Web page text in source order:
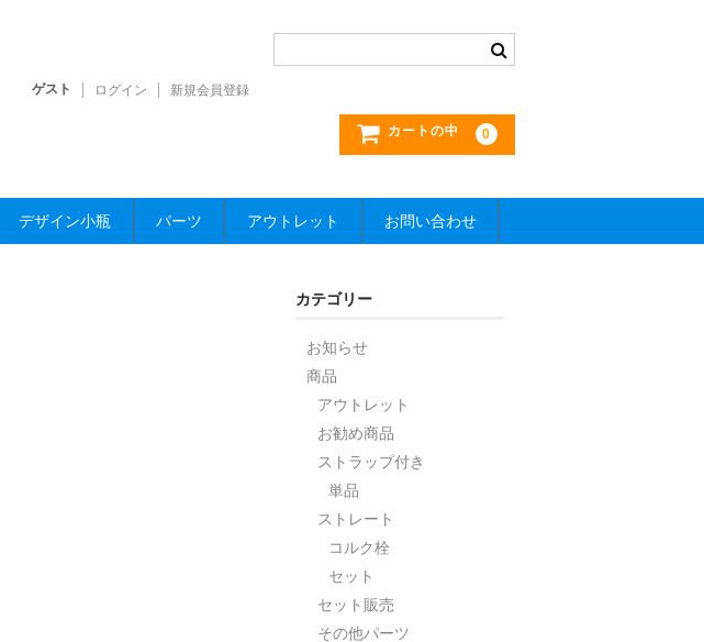
ゲスト ログイン 新規会員登録
カートの中 0
デザイン小瓶 パーツ アウトレット お問い合わせ
カテゴリー
お知らせ
商品
アウトレット
お勧め商品
ストラップ付き
単品
ストレート
コルク栓
セット
セット販売
その他パーツ